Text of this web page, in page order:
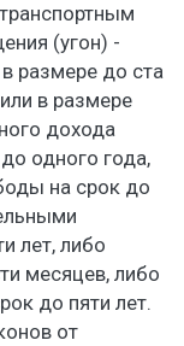
(угон) -
размере до ста
в размере
дохода
одного года,
на срок до
лет, либо
месяцев, либо
до пяти лет.
от